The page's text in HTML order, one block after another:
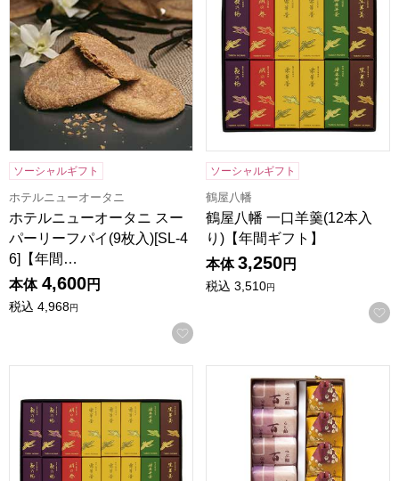
ソーシャルギフト
ホテルニューオータニ
ホテルニューオータニ スー
パーリーフパイ(9枚入)[SL-4
6]【年間…
本体 4,600円
税込 4,968円
お気に入りに登録する
ソーシャルギフト
鶴屋八幡
鶴屋八幡 一口羊羹(12本入
り)【年間ギフト】
本体 3,250円
税込 3,510円
鶴屋八幡 一口羊羹(16本入り)【年間ギフト】鶴屋八幡 和菓子詰合せ(百楽